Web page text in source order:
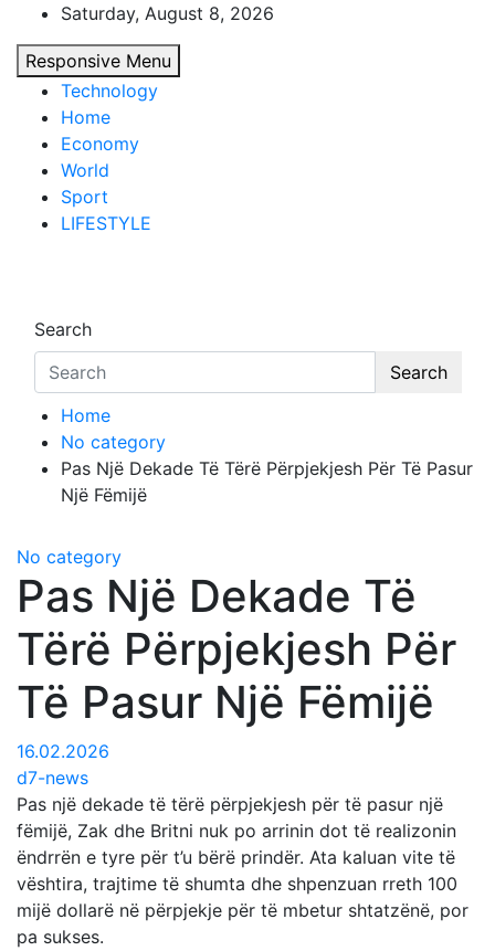
content
Saturday, August 8, 2026
Responsive Menu
Technology
Home
Economy
World
Sport
LIFESTYLE
Search
Search
Home
No category
Pas Një Dekade Të Tërë Përpjekjesh Për Të Pasur
Një Fëmijë
No category
Pas Një Dekade Të
Tërë Përpjekjesh Për
Të Pasur Një Fëmijë
16.02.2026
d7-news
Pas një dekade të tërë përpjekjesh për të pasur një
fëmijë, Zak dhe Britni nuk po arrinin dot të realizonin
ëndrrën e tyre për t’u bërë prindër. Ata kaluan vite të
vështira, trajtime të shumta dhe shpenzuan rreth 100
mijë dollarë në përpjekje për të mbetur shtatzënë, por
pa sukses.